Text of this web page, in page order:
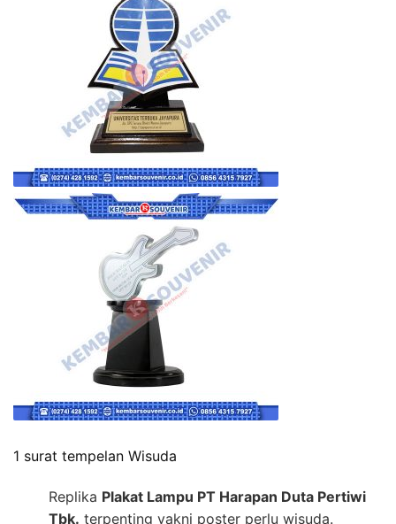
1 surat tempelan Wisuda
Replika Plakat Lampu PT Harapan Duta Pertiwi
Tbk. terpenting yakni poster perlu wisuda.